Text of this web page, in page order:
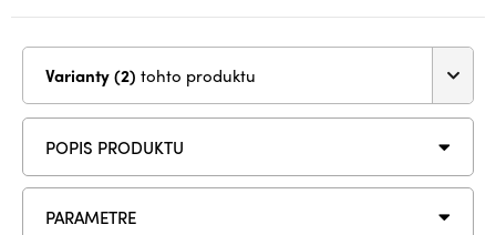
Varianty (2) tohto produktu
POPIS PRODUKTU
PARAMETRE